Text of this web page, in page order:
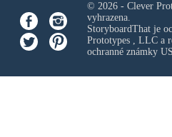
© 2026 - Clever
vyhrazena.
StoryboardThat je
Prototypes , LLCa
ochranné známky